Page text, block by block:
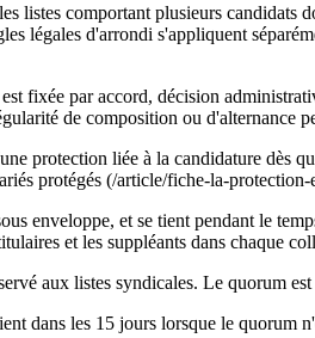
listes comportant plusieurs candidats
légales d'arrondi s'appliquent
fixée par accord, décision
de composition ou d'alternance
protection liée à la candidature dès
protégés (/article/fiche-la-
enveloppe, et se tient pendant le
et les suppléants dans chaque
aux listes syndicales. Le quorum
dans les 15 jours lorsque le quorum